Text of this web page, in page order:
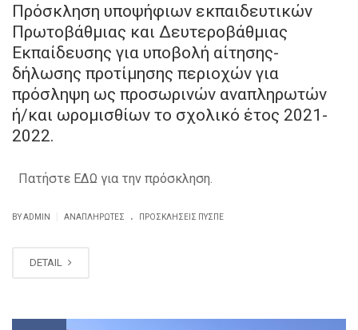
Πρόσκληση υποψήφιων εκπαιδευτικών
Πρωτοβάθμιας και Δευτεροβάθμιας
Εκπαίδευσης για υποβολή αίτησης-
δήλωσης προτίμησης περιοχών για
πρόσληψη ως προσωρινών αναπληρωτών
ή/και ωρομισθίων το σχολικό έτος 2021-
2022.
Πατήστε ΕΔΩ για την πρόσκληση.
BY ADMIN ΑΝΑΠΛΗΡΩΤΈΣ . ΠΡΟΣΚΛΉΣΕΙΣ ΠΥΣΠΕ
DETAIL